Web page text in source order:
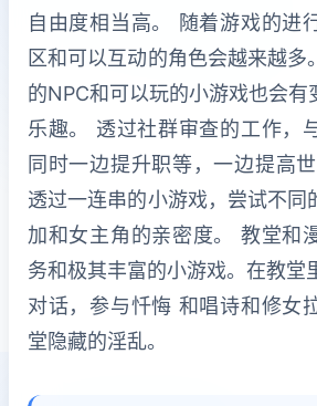
自由度相当高。 随着游戏的进
区和可以互动的角色会越来越多
的NPC和可以玩的小游戏也会有
乐趣。 透过社群审查的工作，
同时一边提升职等，一边提高
透过一连串的小游戏，尝试不同
加和女主角的亲密度。 教堂和
务和极其丰富的小游戏。在教堂
对话，参与忏悔 和唱诗和修女
堂隐藏的淫乱。